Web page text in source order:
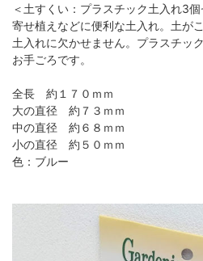
＜土すくい：プラスチック土入れ3
寄せ植えなどに便利な土入れ。土が
土入れに欠かせません。プラスチッ
お手ごろです。
全長 約１７０ｍｍ
大の直径 約７３ｍｍ
中の直径 約６８ｍｍ
小の直径 約５０ｍｍ
色：ブルー